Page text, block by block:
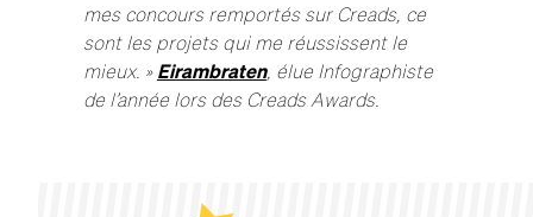
mes concours remportés sur Creads, ce
sont les projets qui me réussissent le
mieux. » Eirambraten, élue Infographiste
de l’année lors des Creads Awards.